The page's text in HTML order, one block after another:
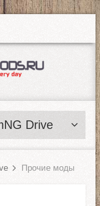
Drive
Прочие моды